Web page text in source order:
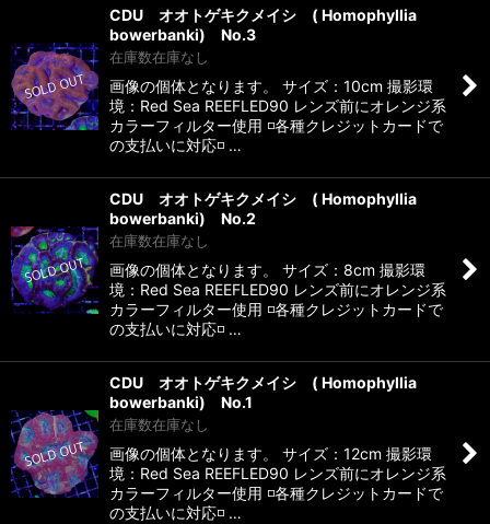
CDU オオトゲキクメイシ ( Homophyllia
bowerbanki) No.3
在庫数在庫なし
画像の個体となります。 サイズ：10cm 撮影環
境：Red Sea REEFLED90 レンズ前にオレンジ系
カラーフィルター使用 ◽️各種クレジットカードで
の支払いに対応◽️ …
CDU オオトゲキクメイシ ( Homophyllia
bowerbanki) No.2
在庫数在庫なし
画像の個体となります。 サイズ：8cm 撮影環
境：Red Sea REEFLED90 レンズ前にオレンジ系
カラーフィルター使用 ◽️各種クレジットカードで
の支払いに対応◽️ …
CDU オオトゲキクメイシ ( Homophyllia
bowerbanki) No.1
在庫数在庫なし
画像の個体となります。 サイズ：12cm 撮影環
境：Red Sea REEFLED90 レンズ前にオレンジ系
カラーフィルター使用 ◽️各種クレジットカードで
の支払いに対応◽️ …